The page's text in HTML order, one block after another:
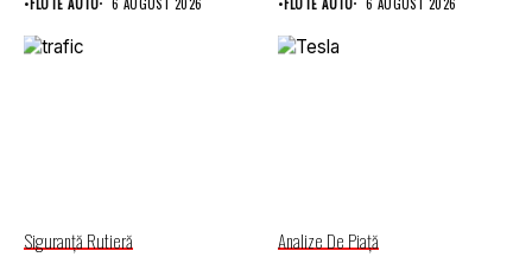
Siguranţă Rutieră Analize De Piață